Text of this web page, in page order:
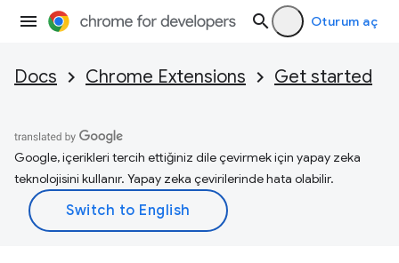
Oturum aç
Docs Chrome Extensions Get started
Google, içerikleri tercih ettiğiniz dile çevirmek için yapay zeka
teknolojisini kullanır. Yapay zeka çevirilerinde hata olabilir.